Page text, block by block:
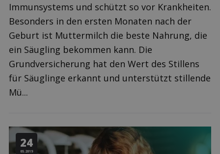
Immunsystems und schützt so vor Krankheiten.
Besonders in den ersten Monaten nach der
Geburt ist Muttermilch die beste Nahrung, die
ein Säugling bekommen kann. Die
Grundversicherung hat den Wert des Stillens
für Säuglinge erkannt und unterstützt stillende
Mü...
24
05.2019